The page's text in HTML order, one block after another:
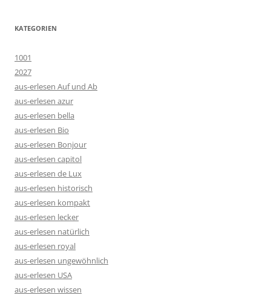
KATEGORIEN
1001
2027
aus-erlesen Auf und Ab
aus-erlesen azur
aus-erlesen bella
aus-erlesen Bio
aus-erlesen Bonjour
aus-erlesen capitol
aus-erlesen de Lux
aus-erlesen historisch
aus-erlesen kompakt
aus-erlesen lecker
aus-erlesen natürlich
aus-erlesen royal
aus-erlesen ungewöhnlich
aus-erlesen USA
aus-erlesen wissen